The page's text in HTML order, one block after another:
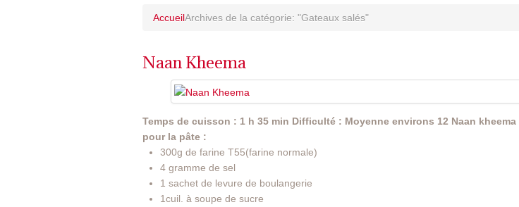
AccueilArchives de la catégorie: "Gateaux salés"
Naan Kheema
Temps de cuisson : 1 h 35 min Difficulté : Moyenne environs 12 Naan kheema
pour la pâte :
300g de farine T55(farine normale)
4 gramme de sel
1 sachet de levure de boulangerie
1cuil. à soupe de sucre